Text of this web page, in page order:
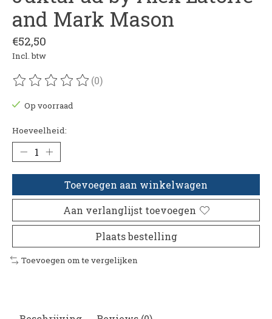
and Mark Mason
€52,50
Incl. btw
De beoordeling van dit product is
(0)
Op voorraad
Hoeveelheid:
Toevoegen aan winkelwagen
Aan verlanglijst toevoegen
Plaats bestelling
Toevoegen om te vergelijken